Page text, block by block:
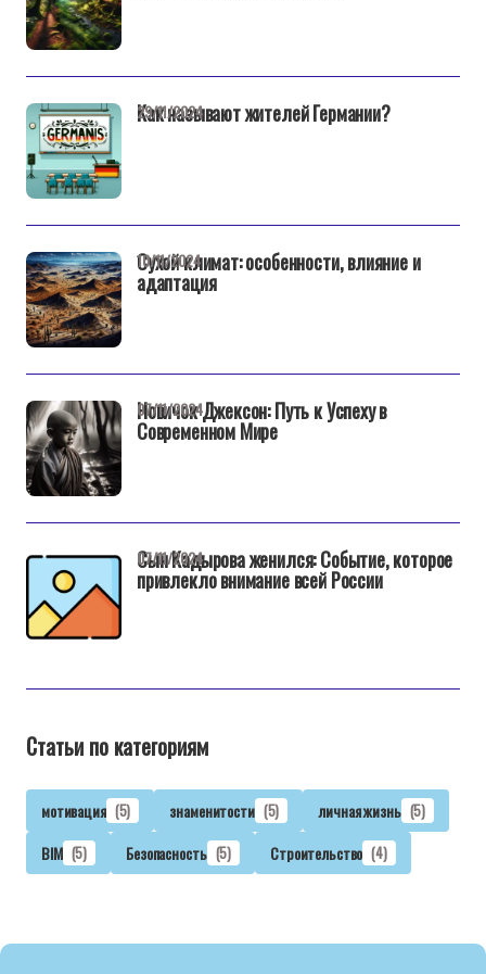
Как называют жителей Германии?
29/11/2024
Сухой климат: особенности, влияние и
адаптация
10/11/2024
Новичок Джексон: Путь к Успеху в
Современном Мире
07/11/2024
Сын Кадырова женился: Событие, которое
привлекло внимание всей России
07/11/2024
Статьи по категориям
мотивация (5) знаменитости (5) личная жизнь (5)
BIM (5) Безопасность (5) Строительство (4)